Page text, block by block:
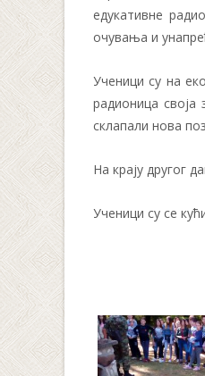
едукативне
очувања и
Ученици су на
радионица
склапали нова
На крају другог
Ученици су се